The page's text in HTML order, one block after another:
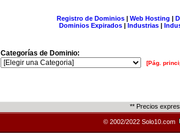
Registro de Dominios| Web Hosting |
Dominios Expirados | Industrias |
Categorías de Dominio:
[Pág.
** Precios
© 2002/2022 Solo10.com